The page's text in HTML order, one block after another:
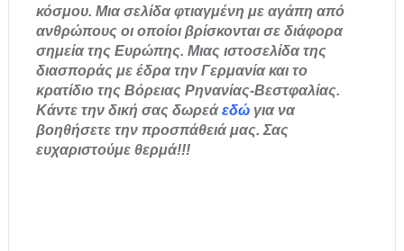
κόσμου. Μια σελίδα φτιαγμένη με αγάπη από
ανθρώπους οι οποίοι βρίσκονται σε διάφορα
σημεία της Ευρώπης. Μιας ιστοσελίδα της
διασποράς με έδρα την Γερμανία και το
κρατίδιο της Βόρειας Ρηνανίας-Βεστφαλίας.
Κάντε την δική σας δωρεάεδώγια να
βοηθήσετε την προσπάθειά μας. Σας
ευχαριστούμε θερμά!!!